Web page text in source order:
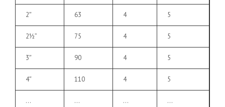
2″ 63 4 5
2½” 75 4 5
3″ 90 4 5
4″ 110 4 5
… … … …